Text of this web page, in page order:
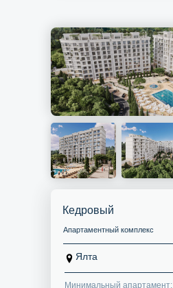
Кедровый
Апартаментный комплекс
Ялта
Минимальный апартамент: